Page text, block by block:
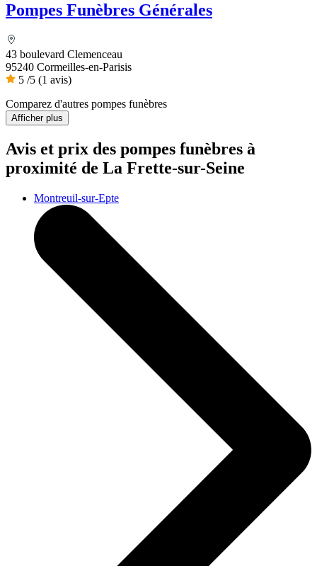
Pompes Funèbres Générales
43 boulevard Clemenceau
95240 Cormeilles-en-Parisis
5 /5 (1 avis)
Comparez d'autres pompes funèbres
Afficher plus
Avis et prix des pompes funèbres à
proximité de La Frette-sur-Seine
Montreuil-sur-Epte